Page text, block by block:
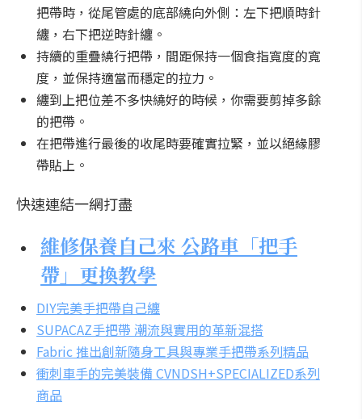
把帶時，從尾管處的底部繞向外側：左下把順時針
纏，右下把逆時針纏。
持續的重疊繞行把帶，間距保持一個食指寬度的寬
度，並保持適當而穩定的拉力。
纏到上把位差不多快繞好的時候，你需要剪掉多餘
的把帶。
在把帶進行最後的收尾時要確實拉緊，並以絕緣膠
帶貼上。
快速連結一網打盡
維修保養自己來 公路車「把手
帶」更換教學
DIY完美手把帶自己纏
SUPACAZ手把帶 潮流與實用的革新混搭
Fabric 推出創新隨身工具與專業手把帶系列精品
衝刺車手的完美裝備 CVNDSH+SPECIALIZED系列
商品